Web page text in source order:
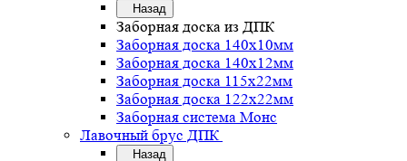
Назад
Заборная доска из ДПК
Заборная доска 140х10мм
Заборная доска 140х12мм
Заборная доска 115х22мм
Заборная доска 122х22мм
Заборная система Монс
Лавочный брус ДПК
Назад